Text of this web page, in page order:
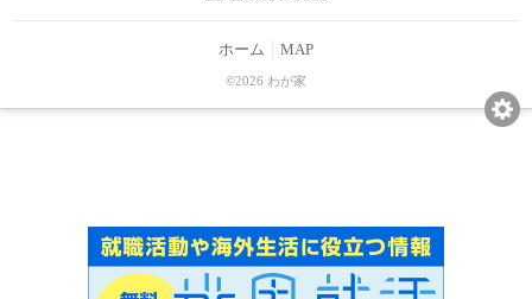
ホーム MAP
©2026 わが家